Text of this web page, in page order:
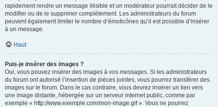
rapidement rendre un message illisible et un modérateur pourrait décider de le
modifier ou de le supprimer complètement. Les administrateurs du forum
peuvent également limiter le nombre d’émoticônes qu’il est possible d’insérer
à un message.
Haut
Puis-je insérer des images ?
Oui, vous pouvez insérer des images à vos messages. Si les administrateurs
du forum ont autorisé l’insertion de pièces jointes, vous pourrez transférer des
images sur le forum. Dans le cas contraire, vous devrez insérer un lien vers
une image distante, hébergée sur un serveur internet public, comme par
exemple « http://www.exemple.com/mon-image.gif ». Vous ne pourrez